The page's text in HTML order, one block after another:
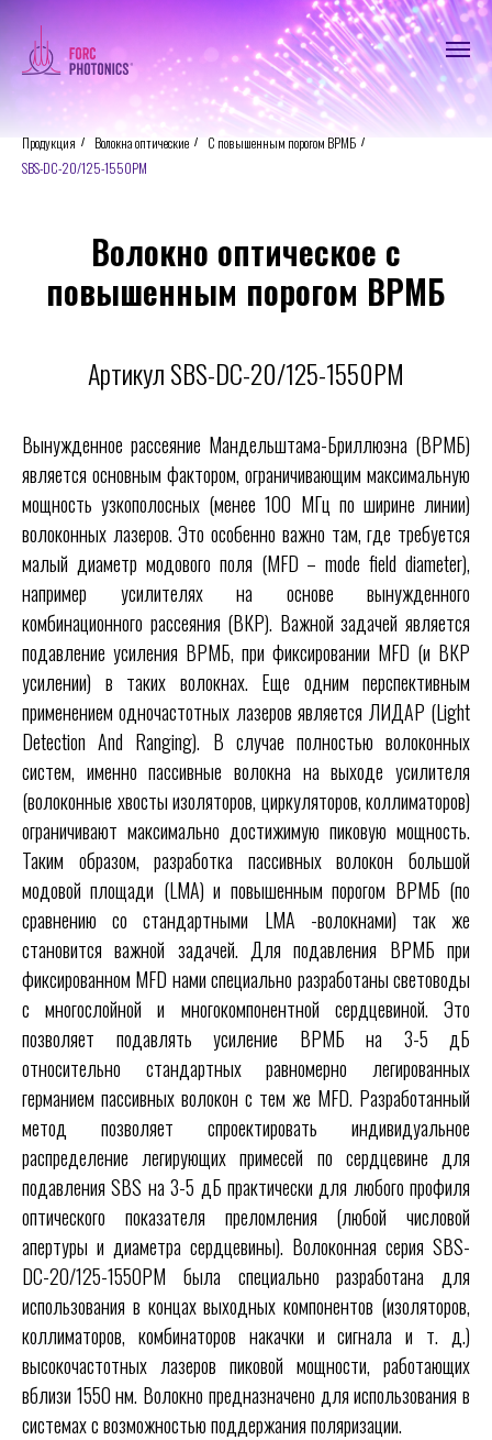
Продукция / Волокна оптические / C повышенным порогом ВРМБ /
SBS-DC-20/125-1550PM
Волокно оптическое с
повышенным порогом ВРМБ
Артикул SBS-DC-20/125-1550PM
Вынужденное рассеяние Мандельштама-Бриллюэна (ВРМБ)
является основным фактором, ограничивающим максимальную
мощность узкополосных (менее 100 МГц по ширине линии)
волоконных лазеров. Это особенно важно там, где требуется
малый диаметр модового поля (MFD – mode field diameter),
например усилителях на основе вынужденного
комбинационного рассеяния (ВКР). Важной задачей является
подавление усиления ВРМБ, при фиксировании MFD (и ВКР
усилении) в таких волокнах. Еще одним перспективным
применением одночастотных лазеров является ЛИДАР (Light
Detection And Ranging). В случае полностью волоконных
систем, именно пассивные волокна на выходе усилителя
(волоконные хвосты изоляторов, циркуляторов, коллиматоров)
ограничивают максимально достижимую пиковую мощность.
Таким образом, разработка пассивных волокон большой
модовой площади (LMA) и повышенным порогом ВРМБ (по
сравнению со стандартными LMA -волокнами) так же
становится важной задачей. Для подавления ВРМБ при
фиксированном MFD нами специально разработаны световоды
с многослойной и многокомпонентной сердцевиной. Это
позволяет подавлять усиление ВРМБ на 3-5 дБ
относительно стандартных равномерно легированных
германием пассивных волокон с тем же MFD. Разработанный
метод позволяет спроектировать индивидуальное
распределение легирующих примесей по сердцевине для
подавления SBS на 3-5 дБ практически для любого профиля
оптического показателя преломления (любой числовой
апертуры и диаметра сердцевины). Волоконная серия SBS-
DC-20/125-1550PM была специально разработана для
использования в концах выходных компонентов (изоляторов,
коллиматоров, комбинаторов накачки и сигнала и т. д.)
высокочастотных лазеров пиковой мощности, работающих
вблизи 1550 нм. Волокно предназначено для использования в
системах с возможностью поддержания поляризации.